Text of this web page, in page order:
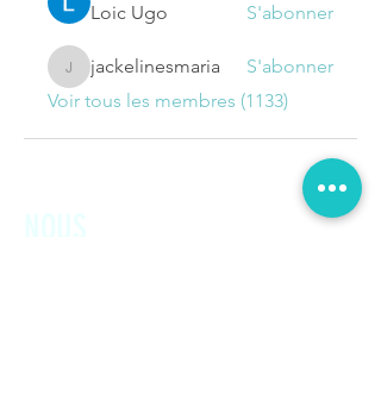
Loic Ugo S'abonner
jackelinesmaria
jackelinesmaria
S'abonner
Voir tous les membres (1133)